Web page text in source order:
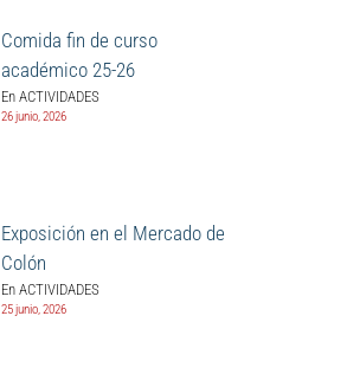
Comida fin de curso
académico 25-26
En ACTIVIDADES
26 junio, 2026
Exposición en el Mercado de
Colón
En ACTIVIDADES
25 junio, 2026